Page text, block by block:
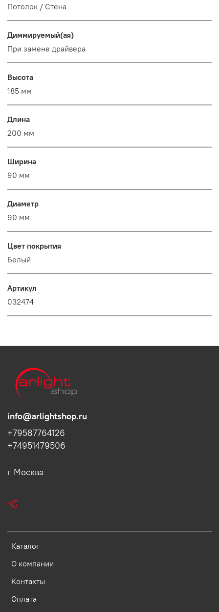
Потолок / Cтена
Диммируемый(ая)
При замене драйвера
Высота
185 мм
Длина
200 мм
Ширина
90 мм
Диаметр
90 мм
Цвет покрытия
Белый
Артикул
032474
Каталог
О компании
Контакты
Оплата
info@arlightshop.ru
+79587764126
+74951479506
г Москва